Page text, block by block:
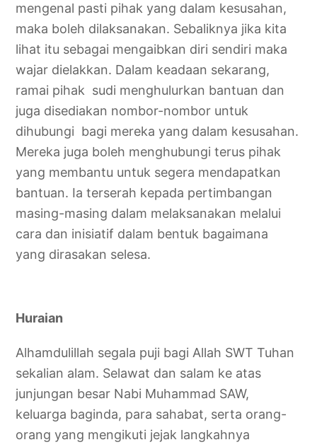
mengenal pasti pihak yang dalam kesusahan,
maka boleh dilaksanakan. Sebaliknya jika kita
lihat itu sebagai mengaibkan diri sendiri maka
wajar dielakkan. Dalam keadaan sekarang,
ramai pihak sudi menghulurkan bantuan dan
juga disediakan nombor-nombor untuk
dihubungi bagi mereka yang dalam kesusahan.
Mereka juga boleh menghubungi terus pihak
yang membantu untuk segera mendapatkan
bantuan. Ia terserah kepada pertimbangan
masing-masing dalam melaksanakan melalui
cara dan inisiatif dalam bentuk bagaimana
yang dirasakan selesa.
Huraian
Alhamdulillah segala puji bagi Allah SWT Tuhan
sekalian alam. Selawat dan salam ke atas
junjungan besar Nabi Muhammad SAW,
keluarga baginda, para sahabat, serta orang-
orang yang mengikuti jejak langkahnya